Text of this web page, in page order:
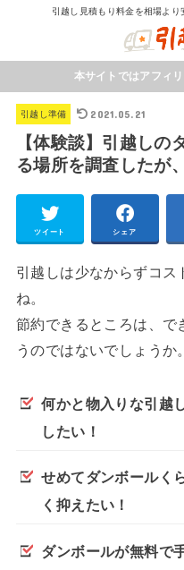
引越し見積もり料金を相場よ
本サイトではアフィ
引越し準備 2021.05.21
【体験談】引越しの
る場所を調査したが
ツイート シェア
引越しは少なからずコス
ね。
節約できるところは、で
うのではないでしょうか。
何かと物入りな引越
したい！
せめてダンボールく
く抑えたい！
ダンボールが無料で